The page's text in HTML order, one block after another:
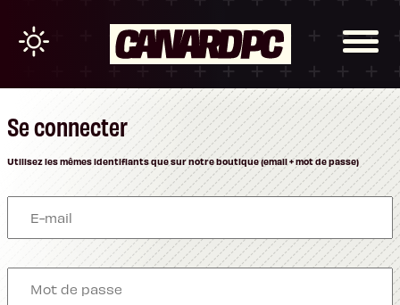
Se connecter
Utilisez les mêmes identifiants que sur notre boutique (email + mot de passe)